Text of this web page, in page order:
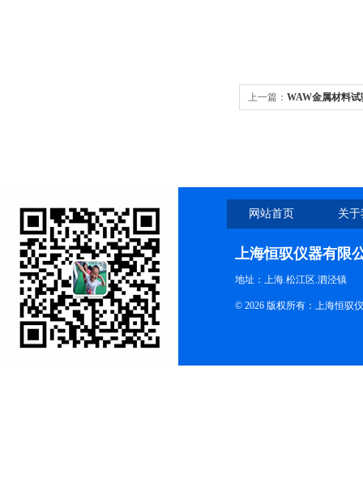
上一篇： WAW金属材料试
网站首页 关
上海恒驭仪器有限
地址：上海.松江区.泗泾镇
© 2026 版权所有：上海恒驭